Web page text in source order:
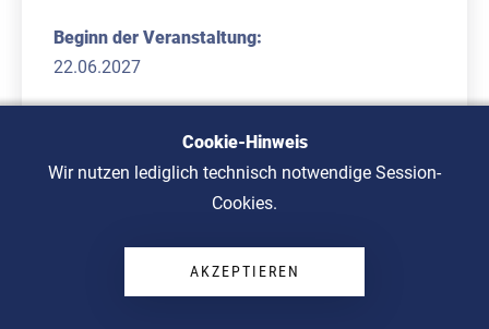
22.06.2027
Cookie-Hinweis
Wir nutzen lediglich technisch notwendige Session-
Cookies.
AKZEPTIEREN